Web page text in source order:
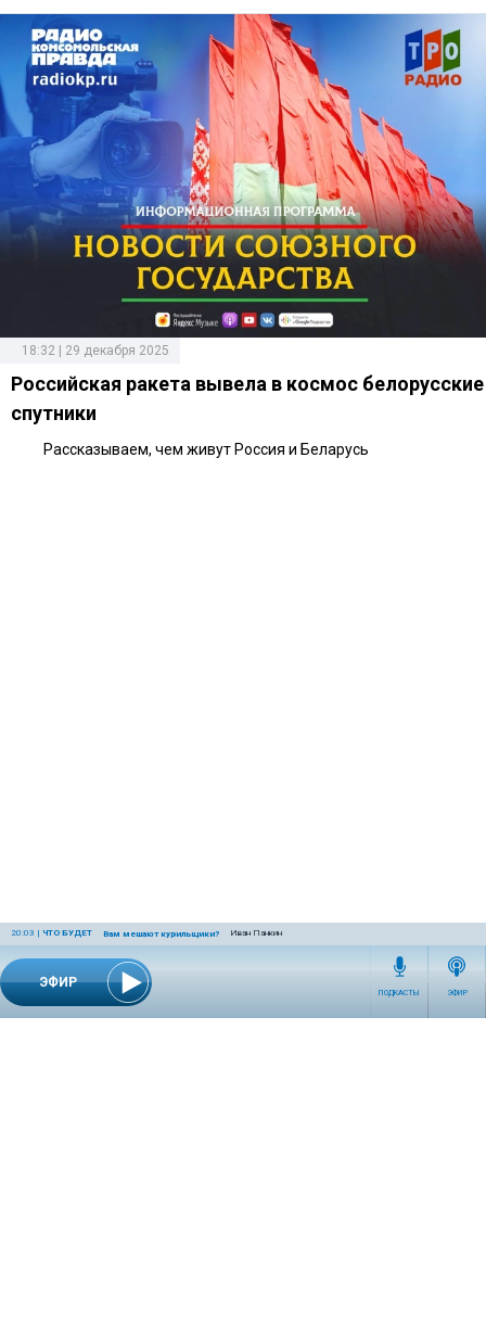
ЭФИР
20:03 | ЧТО БУДЕТ Вам мешают курильщики? Иван Панкин
ПОДКАСТЫ ЭФИР
18:32 | 29 декабря 2025
Российская ракета вывела в космос белорусские
спутники
Рассказываем, чем живут Россия и Беларусь